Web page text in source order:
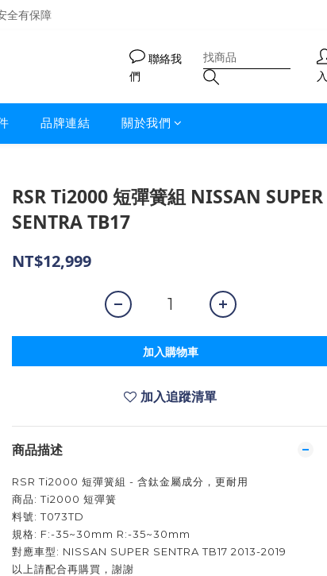
買之前先詢問貨況
全有保障
聯絡我
們
入
品牌連結 關於我們
RSR Ti2000 短彈簧組 NISSAN SUPER
SENTRA TB17
NT$12,999
加入購物車
加入追蹤清單
商品描述
RSR Ti2000 短彈簧組 - 含鈦金屬成分，更耐用
商品: Ti2000 短彈簧
料號: T073TD
規格: F:-35~30mm R:-35~30mm
對應車型: NISSAN SUPER SENTRA TB17 2013-2019
以上請配合再購買，謝謝